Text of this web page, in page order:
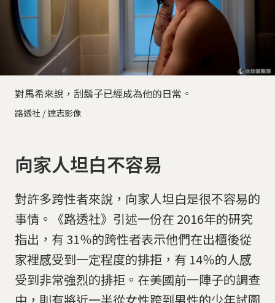
對馬希來說，刮鬍子已經成為他的日常。
路透社 / 達志影像
向家人坦白不容易
對許多跨性者來說，向家人坦白是很不容易的
事情。《路透社》引述一份在 2016年的研究
指出，有 31％的跨性者表示他們在出櫃後從
家裡感受到一定程度的排拒，有 14％的人感
受到非常強烈的排拒。在美國前一陣子的調查